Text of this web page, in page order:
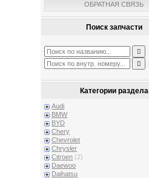
ОБРАТНАЯ СВЯЗЬ
Поиск запчасти
Категории раздела
Audi
BMW
BYD
Chery
Chevrolet
Chrysler
Citroen (2)
Daewoo
Daihatsu